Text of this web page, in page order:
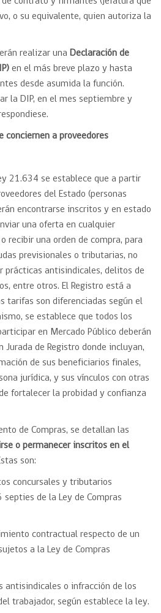
o su equivalente, quien autoriza la
realizar una Declaración de
en el más breve plazo y hasta
desde asumida la función.
la DIP, en el mes septiembre y
conciernen a proveedores
21.634 se establece que a partir
del Estado (personas
encontrarse inscritos y en estado
una oferta en cualquier
recibir una orden de compra, para
previsionales o tributarias, no
prácticas antisindicales, delitos de
entre otros. El Registro está a
tarifas son diferenciadas según el
se establece que todos los
en Mercado Público deberán
Jurada de Registro donde incluyan,
de sus beneficiarios finales,
jurídica, y sus vínculos con otras
fortalecer la probidad y confianza
de Compras, se detallan las
o permanecer inscritos en el
son:
concursales y tributarios
de la Ley de Compras
contractual respecto de un
a la Ley de Compras
antisindicales o infracción de los
trabajador, según establece la ley.